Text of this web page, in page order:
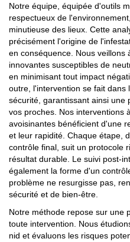
Notre équipe, équipée d'outils
respectueux de
minutieuse des lieux. Cette
précisément l'origine de
en conséquence. Nous veillons
innovantes susceptibles de
en minimisant tout impact
outre, l'intervention se fait
sécurité, garantissant ainsi une
vos proches. Nos interventions
avoisinantes bénéficient d'une
et leur rapidité. Chaque étape,
contrôle final, suit un protocole
résultat durable. Le suivi post-
également la forme d'un
problème ne resurgisse pas,
sécurité et de bien-être.
Notre méthode repose sur une
toute intervention. Nous
nid et évaluons les risques